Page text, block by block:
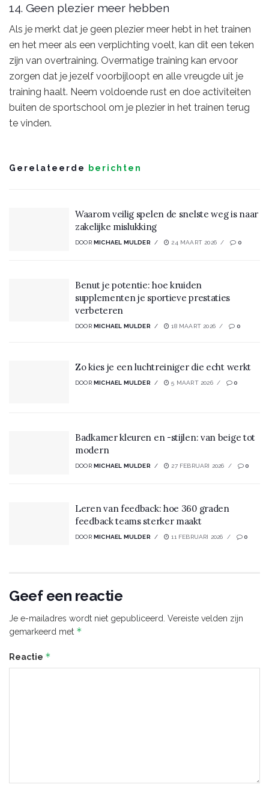
14. Geen plezier meer hebben
Als je merkt dat je geen plezier meer hebt in het trainen
en het meer als een verplichting voelt, kan dit een teken
zijn van overtraining. Overmatige training kan ervoor
zorgen dat je jezelf voorbijloopt en alle vreugde uit je
training haalt. Neem voldoende rust en doe activiteiten
buiten de sportschool om je plezier in het trainen terug
te vinden.
Gerelateerde berichten
Waarom veilig spelen de snelste weg is naar
zakelijke mislukking
DOOR MICHAEL MULDER 24 MAART 2026 0
Benut je potentie: hoe kruiden
supplementen je sportieve prestaties
verbeteren
DOOR MICHAEL MULDER 18 MAART 2026 0
Zo kies je een luchtreiniger die echt werkt
DOOR MICHAEL MULDER 5 MAART 2026 0
Badkamer kleuren en -stijlen: van beige tot
modern
DOOR MICHAEL MULDER 27 FEBRUARI 2026 0
Leren van feedback: hoe 360 graden
feedback teams sterker maakt
DOOR MICHAEL MULDER 11 FEBRUARI 2026 0
Geef een reactie
Je e-mailadres wordt niet gepubliceerd. Vereiste velden zijn
gemarkeerd met *
Reactie *